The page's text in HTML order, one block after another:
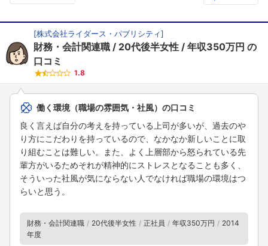
[株式会社ライダース・パブリシティ]
財務・会計関連職 20代後半女性 年収350万円 の
口コミ
1.8
働く環境（職場の雰囲気・社風）の口コミ
良く言えば自分の考えを持っている上司が多いが、過去のや
り方にこだわりを持っているので、なかなか新しいことに取
り組むことは難しい。また、よく上層部から怒られている先
輩方がいるためそれが精神的にストレスとなることも多く、
そういった社風が気にならない人でなければ職場の環境はつ
らいと思う。
財務・会計関連職 20代後半女性 正社員 年収350万円
2014
年度